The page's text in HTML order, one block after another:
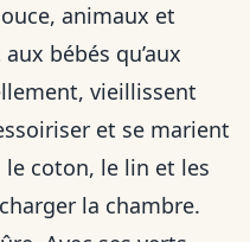
animaux et
bébés qu’aux
vieillissent
et se marient
le coton, le lin et les
la chambre.